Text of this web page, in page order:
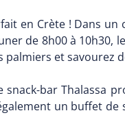
en Crète ! Dans
de 8h00 à 10h30,
et
snack-bar Thalassa
un buffet